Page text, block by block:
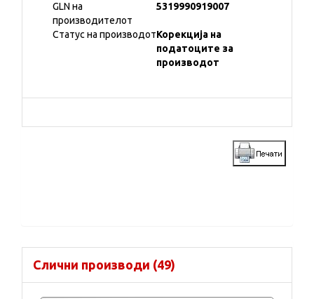
GLN на
производителот
5319990919007
Статус на производотКорекција на
податоците за
производот
Слични производи (49)